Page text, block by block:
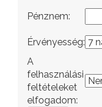
Pénznem:
Érvényesség:
A
felhasználási
feltételeket
elfogadom: